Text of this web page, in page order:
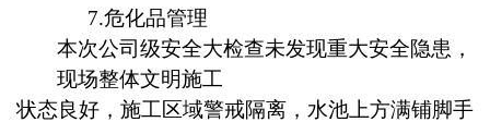
7.危化品管理
本次公司级安全大检查未发现重大安全隐患，
现场整体文明施工
状态良好，施工区域警戒隔离，水池上方满铺脚手